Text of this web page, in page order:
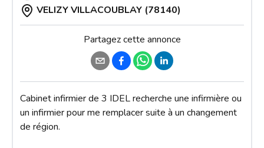
VELIZY VILLACOUBLAY (78140)
Partagez cette annonce
Cabinet infirmier de 3 IDEL recherche une infirmière ou
un infirmier pour me remplacer suite à un changement
de région.